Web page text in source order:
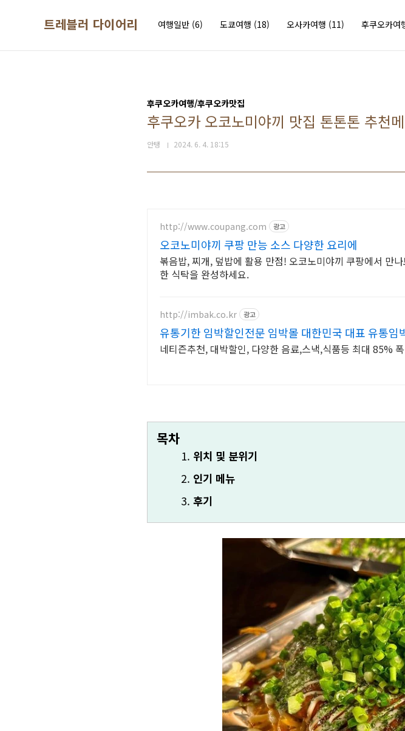
트레블러 다이어리 여행일반 (6) 도쿄여행 (18) 오사카여행 (11) 후쿠오카여
후쿠오카여행/후쿠오카맛집
후쿠오카 오코노미야끼 맛집 톤톤톤 추천
안탱 2024. 6. 4. 18:15
http://www.coupang.com 광고
오코노미야끼 쿠팡 만능 소스 다양한 요리에
볶음밥, 찌개, 덮밥에 활용 만점! 오코노미야끼 쿠팡에서 만
한 식탁을 완성하세요.
http://imbak.co.kr 광고
유통기한 임박할인전문 임박몰 대한민국 대표 유통임
네티즌추천, 대박할인, 다양한 음료,스낵,식품등 최대 85%
목차
위치 및 분위기
인기 메뉴
후기